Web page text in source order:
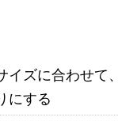
イズに合わせて
にする